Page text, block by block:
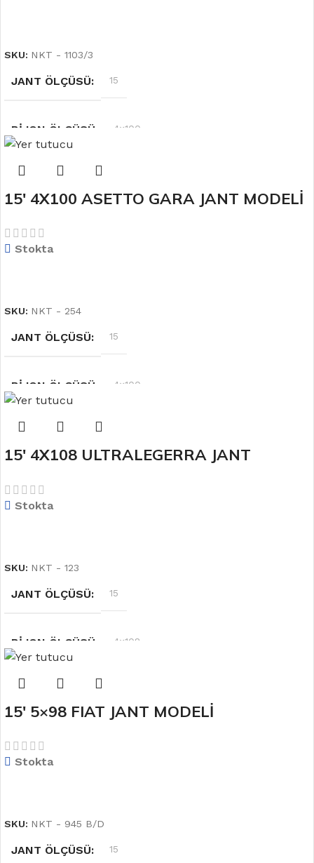
SKU: NKT - 1103/3
JANT ÖLÇÜSÜ 15
BIJON ÖLÇÜSÜ 4×100
RENK Mat Bronz
OFSET
15′ 4X100 ASETTO GARA JANT MODELİ
Stokta
SKU: NKT - 254
JANT ÖLÇÜSÜ 15
BIJON ÖLÇÜSÜ 4×100
RENK Gri
15′ 4X108 ULTRALEGERRA JANT
Stokta
SKU: NKT - 123
JANT ÖLÇÜSÜ 15
BIJON ÖLÇÜSÜ 4×108
RENK Gümüş
OFSET
15′ 5×98 FIAT JANT MODELİ
Stokta
SKU: NKT - 945 B/D
JANT ÖLÇÜSÜ 15